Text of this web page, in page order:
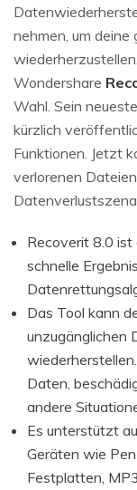
nehmen, um
Wondershare
Wahl. Sein
kürzlich
Funktionen. Jetzt
verlorenen
Recoverit 8.0
schnelle
Das Tool kann
unzugänglichen
Daten,
andere
Es unterstützt
Geräten wie
Festplatten,